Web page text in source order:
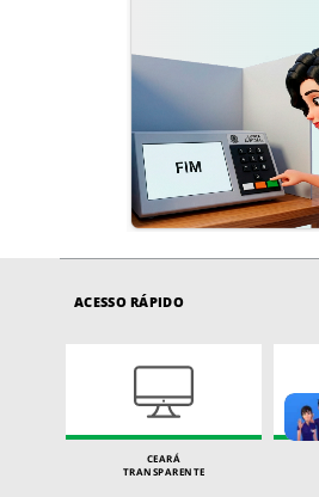
ACESSO RÁPIDO
CEARÁ
TRANSPARENTE